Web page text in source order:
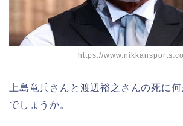
https://
上島竜兵さんと渡辺裕之さんの死に
でしょうか。